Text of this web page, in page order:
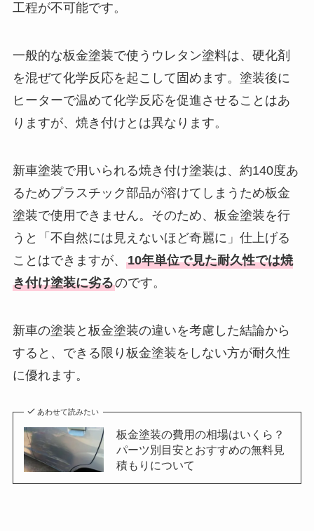
工程が不可能です。
一般的な板金塗装で使うウレタン塗料は、硬化剤
を混ぜて化学反応を起こして固めます。塗装後に
ヒーターで温めて化学反応を促進させることはあ
りますが、焼き付けとは異なります。
新車塗装で用いられる焼き付け塗装は、約140度あ
るためプラスチック部品が溶けてしまうため板金
塗装で使用できません。そのため、板金塗装を行
うと「不自然には見えないほど奇麗に」仕上げる
ことはできますが、 10年単位で見た耐久性では焼
き付け塗装に劣るのです。
新車の塗装と板金塗装の違いを考慮した結論から
すると、できる限り板金塗装をしない方が耐久性
に優れます。
あわせて読みたい
板金塗装の費用の相場はいくら？
パーツ別目安とおすすめの無料見
積もりについて